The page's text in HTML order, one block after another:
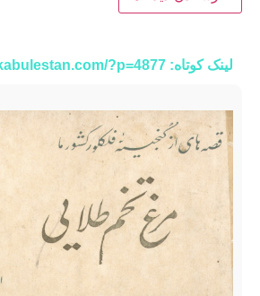
لینک کوتاه: https://kabulestan.com/?p=4877